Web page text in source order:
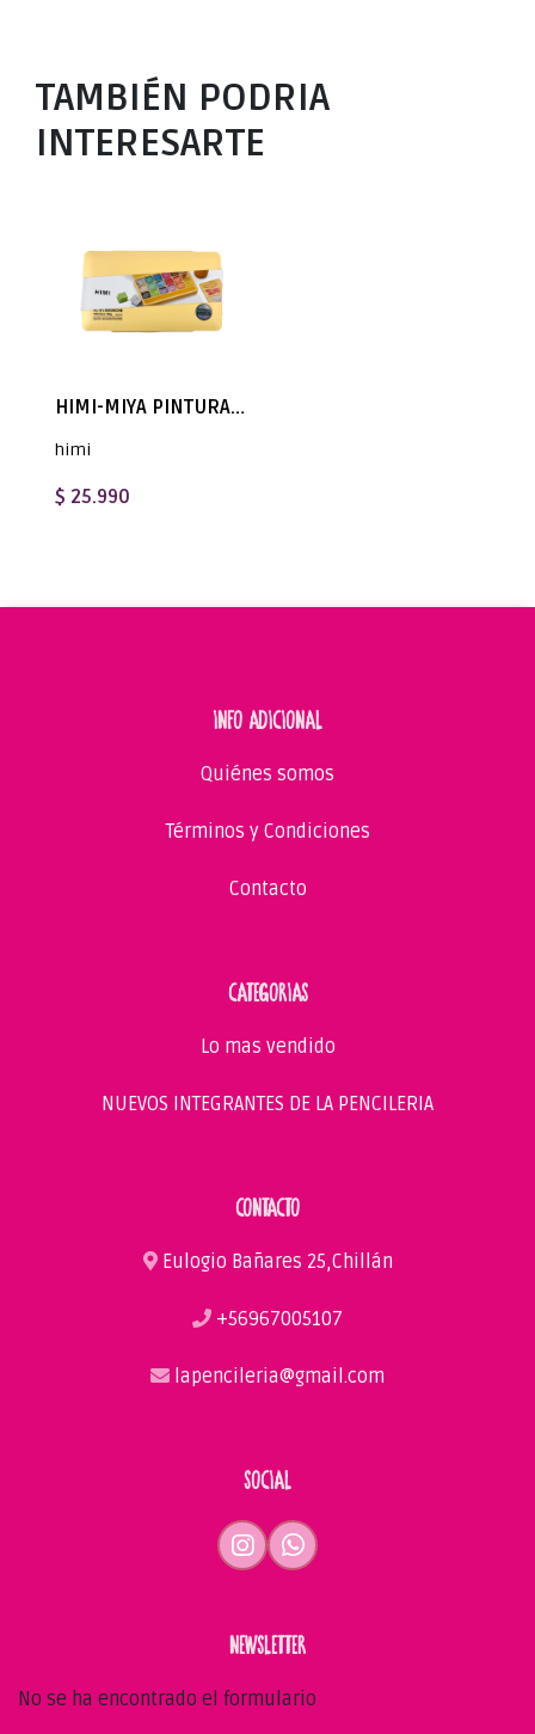
TAMBIÉN PODRIA
INTERESARTE
HIMI-MIYA PINTURA GOUACHE METALIZADA 18 COLORES 30ML (NO INCLUYE PINCELES)
himi
$ 25.990
INFO ADICIONAL
Quiénes somos
Términos y Condiciones
Contacto
CATEGORIAS
Lo mas vendido
NUEVOS INTEGRANTES DE LA PENCILERIA
CONTACTO
Eulogio Bañares 25,Chillán
+56967005107
lapencileria@gmail.com
SOCIAL
NEWSLETTER
No se ha encontrado el formulario